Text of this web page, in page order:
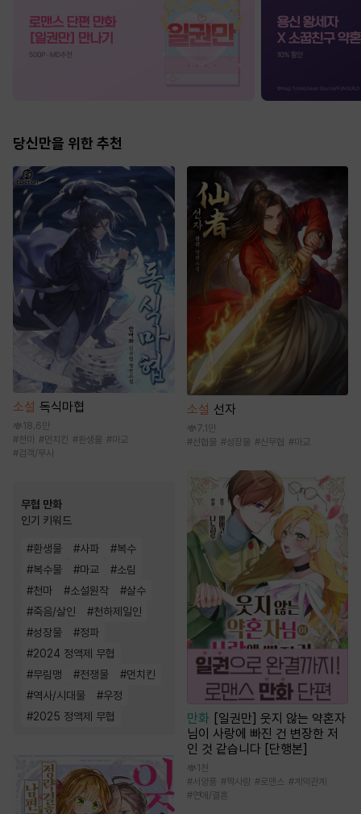
당신만을 위한 추천
소설 독식마협
18.6만
#천마 #먼치킨 # 환생물 #마교
#검객/무사
무협 만화
인기 키워드
#환생물 #사파 #복수
#복수물 #마교 #소림
#천마 #소설원작 #살수
#죽음/살인 #천하제일인
#성장물 #정파
#2024 정액제 무협
#무림맹 #전쟁물 #먼치킨
#역사/시대물 #우정
#2025 정액제 무협
소설 선자
7.1만
#선협물 #성장물 #신무협 #마교
만화 [일권만] 웃지 않는 약혼자
님이 사랑에 빠진 건 변장한 저
인 것 같습니다 [단행본]
1천
#서양풍 #짝사랑 #로맨스 #계약관계
#연애/결혼